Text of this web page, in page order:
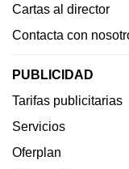
Cartas al director
Contacta con
PUBLICIDAD
Tarifas publicitarias
Servicios
Oferplan